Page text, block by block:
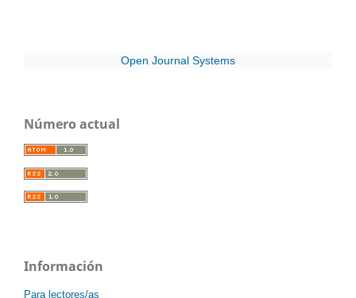
Open Journal Systems
Número actual
Información
Para lectores/as